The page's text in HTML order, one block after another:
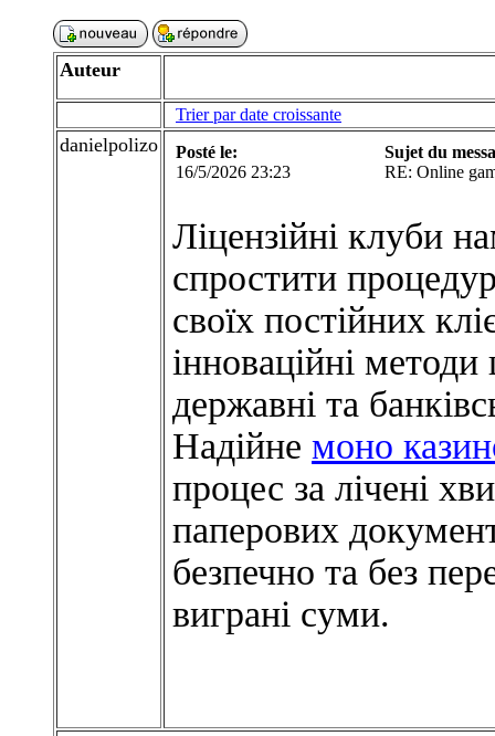
Auteur
Trier par date croissante
danielpolizo
Posté le:
16/5/2026 23:23
Sujet du
RE: Online
Ліцензійні клуби
спростити
своїх постійних
інноваційні методи
державні та
Надійне моно
процес за лічені
паперових
безпечно та без
виграні суми.